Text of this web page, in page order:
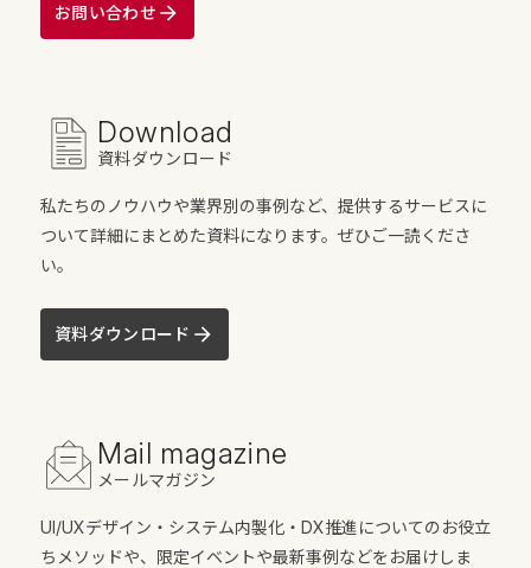
お問い合わせ
Download
資料ダウンロード
私たちのノウハウや業界別の事例など、提供するサービスに
ついて詳細にまとめた資料になります。ぜひご一読くださ
い。
資料ダウンロード
Mail magazine
メールマガジン
UI/UXデザイン・システム内製化・DX推進についてのお役立
ちメソッドや、限定イベントや最新事例などをお届けしま